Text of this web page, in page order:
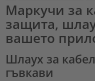
Маркучи за
защита,
вашето
Шлаух за
гъвкави